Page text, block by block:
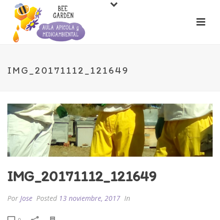
IMG_20171112_121649
IMG_20171112_121649
Por Jose Posted 13 noviembre, 2017 In